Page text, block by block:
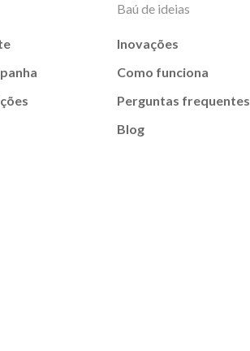
Baú de ideias
Inovações
Como funciona
Perguntas frequentes
Blog